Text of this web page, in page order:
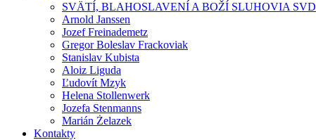
SVÄTÍ, BLAHOSLAVENÍ A BOŽÍ SLUHOVIA SVD
Arnold Janssen
Jozef Freinademetz
Gregor Boleslav Frackoviak
Stanislav Kubista
Aloiz Liguda
Ľudovít Mzyk
Helena Stollenwerk
Jozefa Stenmanns
Marián Żelazek
Kontakty